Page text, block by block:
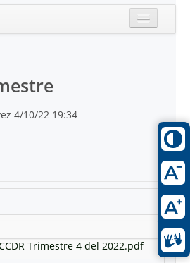
4/10/22 19:34
Trimestre 4 del 2022.pdf